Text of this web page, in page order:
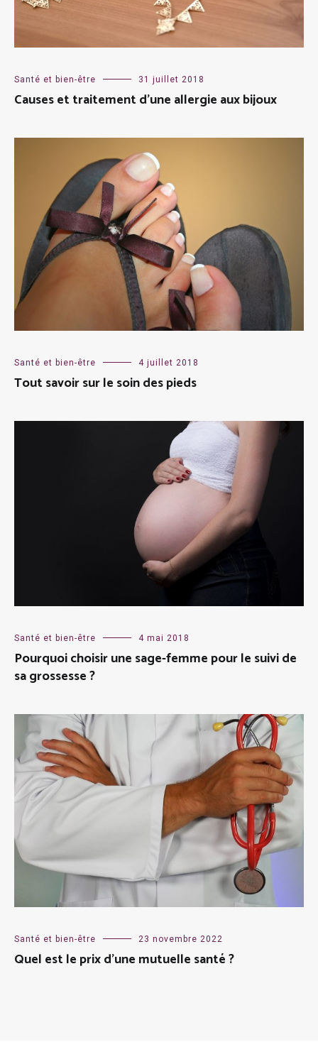
Santé et bien-être 31 juillet 2018
Causes et traitement d’une allergie aux bijoux
Santé et bien-être 4 juillet 2018
Tout savoir sur le soin des pieds
Santé et bien-être 4 mai 2018
Pourquoi choisir une sage-femme pour le suivi de
sa grossesse ?
Santé et bien-être 23 novembre 2022
Quel est le prix d’une mutuelle santé ?